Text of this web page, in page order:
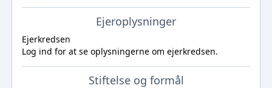
Ejeroplysninger
Ejerkredsen
Log ind for at se oplysningerne om ejerkredsen.
Stiftelse og formål